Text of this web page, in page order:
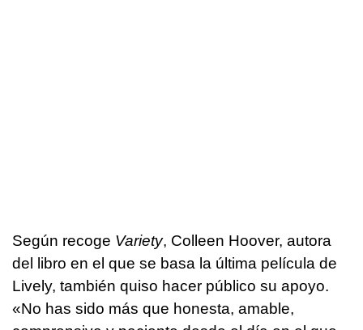
Según recoge Variety, Colleen Hoover, autora
del libro en el que se basa la última película de
Lively, también quiso hacer público su apoyo.
«No has sido más que honesta, amable,